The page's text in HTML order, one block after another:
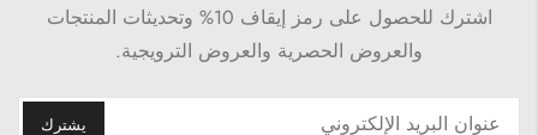
اشترك للحصول على رمز إيقاف 10% وتحديثات المنتجات
والعروض الحصرية والعروض الترويجية.